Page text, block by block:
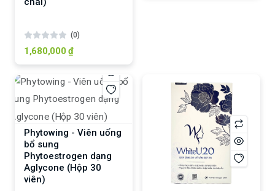
(0)
1,680,000 ₫
Phytowing - Viên uống
bổ sung
Phytoestrogen dạng
Aglycone (Hộp 30
viên)